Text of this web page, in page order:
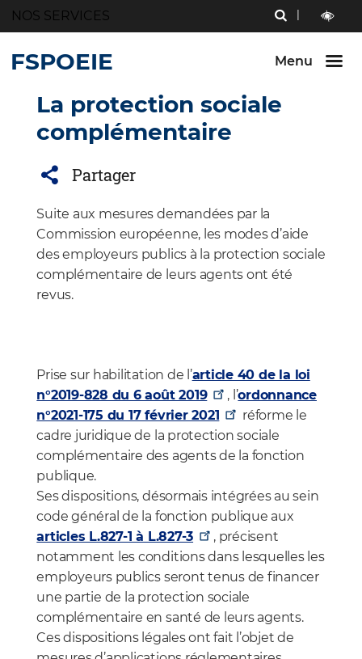
Aller au
contenu
Aller au
menu
Aller au
bouton
et
NOS SERVICES
Menu
RECHERCHE
FSPOEIE Menu
La protection sociale
complémentaire
Partager
Suite aux mesures demandées par la
Commission européenne, les modes d’aide
des employeurs publics à la protection sociale
complémentaire de leurs agents ont été
revus.
Prise sur habilitation de l’article 40 de la loi
n°2019-828 du 6 août 2019
, l’ordonnance
n°2021-175 du 17 février 2021
réforme le
cadre juridique de la protection sociale
complémentaire des agents de la fonction
publique.
Ses dispositions, désormais intégrées au sein
code général de la fonction publique aux
articles L.827-1 à L.827-3
, précisent
notamment les conditions dans lesquelles les
employeurs publics seront tenus de financer
une partie de la protection sociale
complémentaire en santé de leurs agents.
Ces dispositions légales ont fait l’objet de